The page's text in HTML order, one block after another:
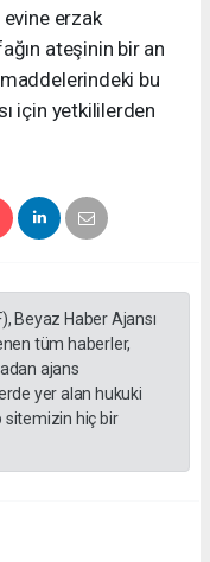
erzak
ateşinin bir an
bu
için yetkililerden
Beyaz Haber Ajansı
tüm haberler,
ajans
yer alan hukuki
sitemizin hiç bir